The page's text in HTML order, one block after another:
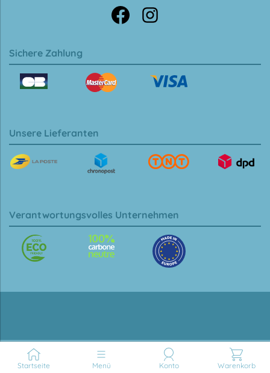
Startseite Menü Konto Warenkorb
Sichere Zahlung
Unsere Lieferanten
Verantwortungsvolles Unternehmen